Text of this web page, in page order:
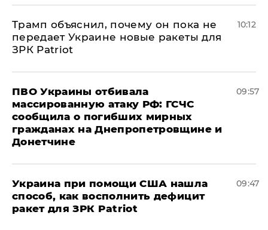
Трамп объяснил, почему он пока не
передает Украине новые ракеты для
ЗРК Patriot
10:12
ПВО Украины отбивала
массированную атаку РФ: ГСЧС
сообщила о погибших мирных
гражданах на Днепропетровщине и
Донетчине
09:57
Украина при помощи США нашла
способ, как восполнить дефицит
ракет для ЗРК Patriot
09:47